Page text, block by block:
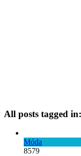
All posts tagged in:
Móda
8579